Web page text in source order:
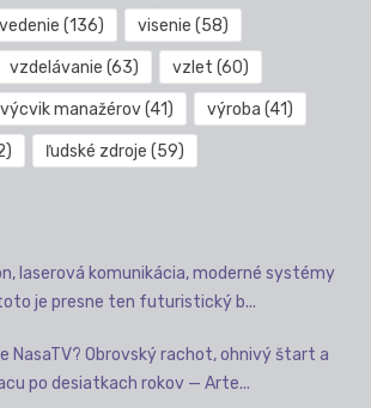
vedenie (136) visenie (58)
vzdelávanie (63) vzlet (60)
výcvik manažérov(41) výroba (41)
ľudské zdroje (59)
laserová komunikácia, moderné systémy
je presne ten futuristický b...
NasaTV? Obrovský rachot, ohnivý štart a
po desiatkach rokov — Arte...